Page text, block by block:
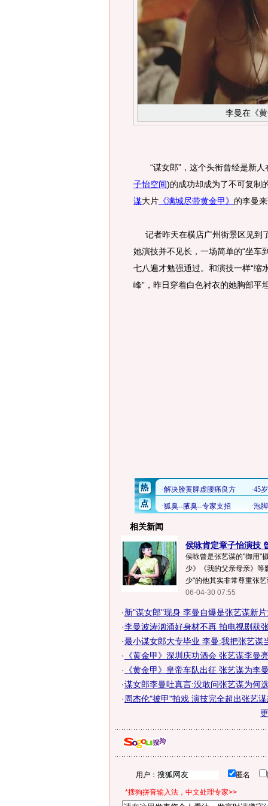
李曼在《
“谋女郎”，这个头衔曾经是新人
子怡空间)的成功却成为了不可复制
谋大片 《满城尽带黄金甲》 的李曼
记者昨天在横店广州街景区见到
她演技并不见长，一场简单的“坐车
七八遍才勉强通过。和演技一样“缩
峰”，昨日穿着白色衬衣的她胸部平
相关新闻
侯咏肯定章子怡演技
侯咏曾是张艺谋的"御用"
少》《我的父亲母亲》等
少"的他其实非常尊重张艺
06-04-30 07:55
·新"谋女郎"现身 李曼自爆是张艺谋新
·李曼波涛汹涌好身材不再 拍电视剧获
·最小谋女郎大专毕业 李曼:我把张艺谋
·
《黄金甲》深圳庆功酒会 张艺谋李曼
·
《黄金甲》皇帝车队出征 张艺谋为李
·谋女郎李曼吐真言:没敢问张艺谋为何
· 周杰伦"披甲"拍戏 演技完全超出张艺
用户： 匿名
*搜狗拼音输入法，中文处理专家>>